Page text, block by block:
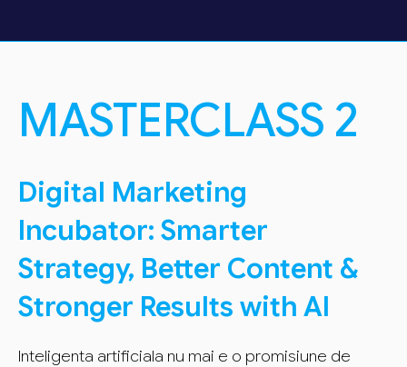
MASTERCLASS 2
Digital Marketing
Incubator: Smarter
Strategy, Better Content &
Stronger Results with AI
Inteligenta artificiala nu mai e o promisiune de